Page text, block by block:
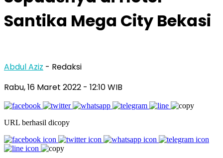
Santika Mega City Bekasi
Abdul Aziz - Redaksi
Rabu, 16 Maret 2022 - 12:10 WIB
URL berhasil dicopy